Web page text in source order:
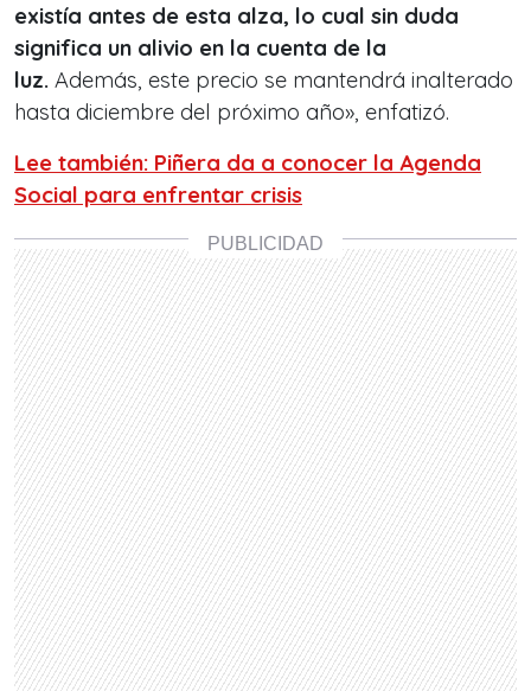
existía antes de esta alza, lo cual sin duda
significa un alivio en la cuenta de la
luz. Además, este precio se mantendrá inalterado
hasta diciembre del próximo año», enfatizó.
Lee también: Piñera da a conocer la Agenda
Social para enfrentar crisis